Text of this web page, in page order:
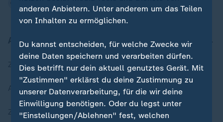
Aktuell bei ZDFheute
Zuletzt veröffentlicht
Aktuelle Sendungs-Videos
ZDFheute Stories
anderen Anbietern. Unter anderem um das Teilen
von Inhalten zu ermöglichen.
Du kannst entscheiden, für welche Zwecke wir
deine Daten speichern und verarbeiten dürfen.
Dies betrifft nur dein aktuell genutztes Gerät. Mit
"Zustimmen" erklärst du deine Zustimmung zu
unserer Datenverarbeitung, für die wir deine
Einwilligung benötigen. Oder du legst unter
"Einstellungen/Ablehnen" fest, welchen